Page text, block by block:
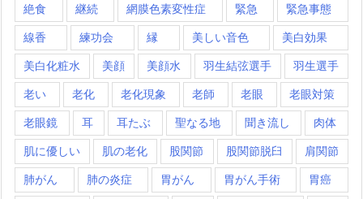
絶食 継続 網膜色素変性症 緊急 緊急事態
線香 練功会 縁 美しい音色 美白効果
美白化粧水 美顔 美顔水 羽生結弦選手 羽生選手
老い 老化 老化現象 老師 老眼 老眼対策
老眼鏡 耳 耳たぶ 聖なる地 聞き流し 肉体
肌に優しい 肌の老化 股関節 股関節脱臼 肩関節
肺がん 肺の炎症 胃がん 胃がん手術 胃癌